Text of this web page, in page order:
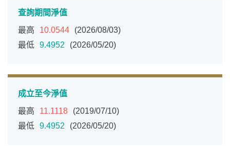
查詢期間淨值
最高
10.0544
(2026/08/03)
最低 9.4952 (2026/05/20)
成立至今淨值
最高
11.1118
(2019/07/10)
最低 9.4952 (2026/05/20)